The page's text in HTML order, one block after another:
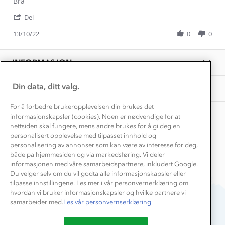
Linn
on
Oct
2022
Bra Del
Linn
J.
Oct
2022
13/10/22 0 0
INFORMASJON
Våre butikker
Bedrift, barnehage og SFO
Presse
OM OSS
Materialer
Personvern
Samarbeide med oss?
TIPS OG RÅD
Hvordan velge riktig turtøy?
Store størrelser
Turmat oppskrifter
Beredskap
AKTIVITETER
Få turinspirasjon og tips her⛰
Overnatte utendørs⛺
Leirskole 🥾
Barnehageansatt
Tips til hyttetur
Du betaler enkelt med
Din data, ditt valg.
For å forbedre brukeropplevelsen din brukes det
informasjonskapsler (cookies). Noen er nødvendige for at
nettsiden skal fungere, mens andre brukes for å gi deg en
personalisert opplevelse med tilpasset innhold og
personalisering av annonser som kan være av interesse for deg,
både på hjemmesiden og via markedsføring. Vi deler
informasjonen med våre samarbeidspartnere, inkludert Google.
Du velger selv om du vil godta alle informasjonskapsler eller
tilpasse innstillingene. Les mer i vår personvernerklæring om
hvordan vi bruker informasjonskapsler og hvilke partnere vi
samarbeider med.Les vår personvernserklæring